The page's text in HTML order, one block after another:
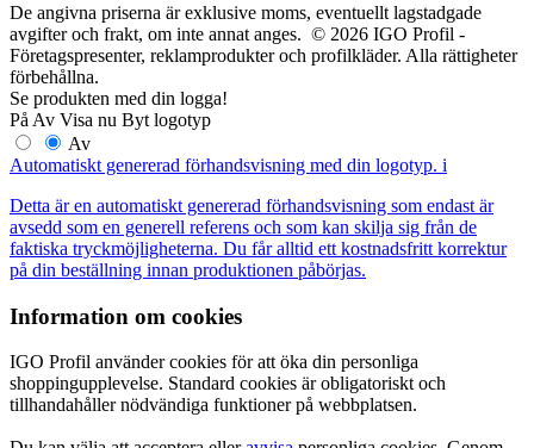
De angivna priserna är exklusive moms, eventuellt lagstadgade
avgifter och frakt, om inte annat anges. © 2026 IGO Profil -
Företagspresenter, reklamprodukter och profilkläder. Alla rättigheter
förbehållna.
Se produkten med din logga!
På Av Visa nu Byt logotyp
Av
Automatiskt genererad förhandsvisning med din logotyp. i
Detta är en automatiskt genererad förhandsvisning som endast är
avsedd som en generell referens och som kan skilja sig från de
faktiska tryckmöjligheterna. Du får alltid ett kostnadsfritt korrektur
på din beställning innan produktionen påbörjas.
Information om cookies
IGO Profil använder cookies för att öka din personliga
shoppingupplevelse. Standard cookies är obligatoriskt och
tillhandahåller nödvändiga funktioner på webbplatsen.